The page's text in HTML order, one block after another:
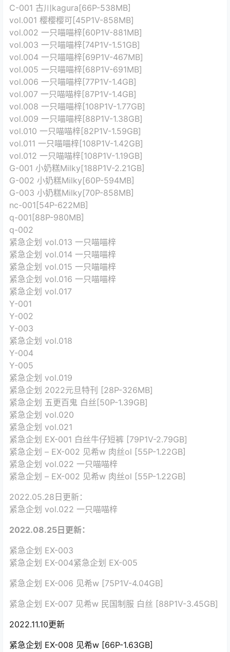
C-001 古川kagura[66P-538MB]
vol.001 樱樱樱可[45P1V-858MB]
vol.002 一只喵喵梓[60P1V-881MB]
vol.003 一只喵喵梓[74P1V-1.51GB]
vol.004 一只喵喵梓[69P1V-467MB]
vol.005 一只喵喵梓[68P1V-691MB]
vol.006 一只喵喵梓[77P1V-1.4GB]
vol.007 一只喵喵梓[87P1V-1.4GB]
vol.008 一只喵喵梓[108P1V-1.77GB]
vol.009 一只喵喵梓[88P1V-1.38GB]
vol.010 一只喵喵梓[82P1V-1.59GB]
vol.011 一只喵喵梓[108P1V-1.42GB]
vol.012 一只喵喵梓[108P1V-1.19GB]
G-001 小奶糕Milky[188P1V-2.21GB]
G-002 小奶糕Milky[60P-594MB]
G-003 小奶糕Milky[70P-858MB]
nc-001[54P-622MB]
q-001[88P-980MB]
q-002
紧急企划 vol.013 一只喵喵梓
紧急企划 vol.014 一只喵喵梓
紧急企划 vol.015 一只喵喵梓
紧急企划 vol.016 一只喵喵梓
紧急企划 vol.017
Y-001
Y-002
Y-003
紧急企划 vol.018
Y-004
Y-005
紧急企划 vol.019
紧急企划 2022元旦特刊 [28P-326MB]
紧急企划 五更百鬼 白丝[50P-1.39GB]
紧急企划 vol.020
紧急企划 vol.021
紧急企划 EX-001 白丝牛仔短裤 [79P1V-2.79GB]
紧急企划 – EX-002 见希w 肉丝ol [55P-1.22GB]
紧急企划 vol.022 一只喵喵梓
紧急企划 – EX-002 见希w 肉丝ol [55P-1.22GB]
2022.05.28日更新：
紧急企划 vol.022 一只喵喵梓
2022.08.25日更新：
紧急企划 EX-003
紧急企划 EX-004紧急企划 EX-005
紧急企划 EX-006 见希w [75P1V-4.04GB]
紧急企划 EX-007 见希w 民国制服 白丝 [88P1V-3.45GB]
2022.11.10更新
紧急企划 EX-008 见希w [66P-1.63GB]